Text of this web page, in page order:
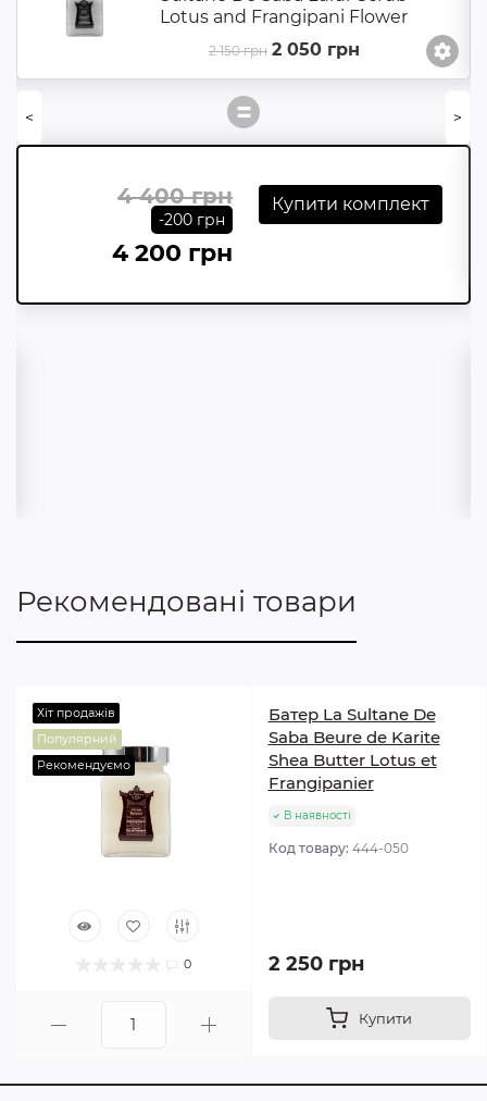
<
Lotus and Frangipani Flower
2 150 грн 2 050 грн
=
4 400 грн
-200 грн
4 200 грн
Купити комплект
>
Рекомендовані товари
Хіт продажів
Популярний
Рекомендуємо
0
Батер La Sultane De
Saba Beure de Karite
Shea Butter Lotus et
Frangipanier
В наявності
Код товару: 444-050
2 250 грн
Купити